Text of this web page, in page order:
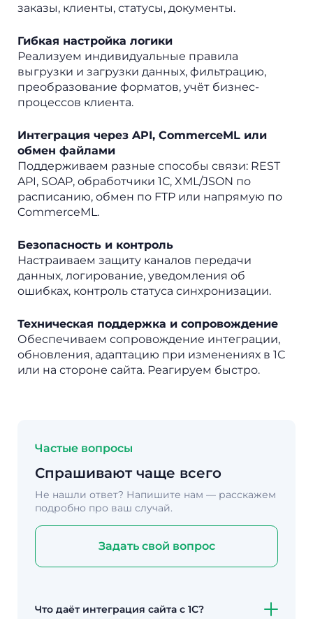
заказы, клиенты, статусы, документы.
Гибкая настройка логики
Реализуем индивидуальные правила
выгрузки и загрузки данных, фильтрацию,
преобразование форматов, учёт бизнес-
процессов клиента.
Интеграция через API, CommerceML или
обмен файлами
Поддерживаем разные способы связи: REST
API, SOAP, обработчики 1С, XML/JSON по
расписанию, обмен по FTP или напрямую по
CommerceML.
Безопасность и контроль
Настраиваем защиту каналов передачи
данных, логирование, уведомления об
ошибках, контроль статуса синхронизации.
Техническая поддержка и сопровождение
Обеспечиваем сопровождение интеграции,
обновления, адаптацию при изменениях в 1С
или на стороне сайта. Реагируем быстро.
Частые вопросы
Спрашивают чаще всего
Не нашли ответ? Напишите нам — расскажем
подробно про ваш случай.
Задать свой вопрос
Что даёт интеграция сайта с 1С?